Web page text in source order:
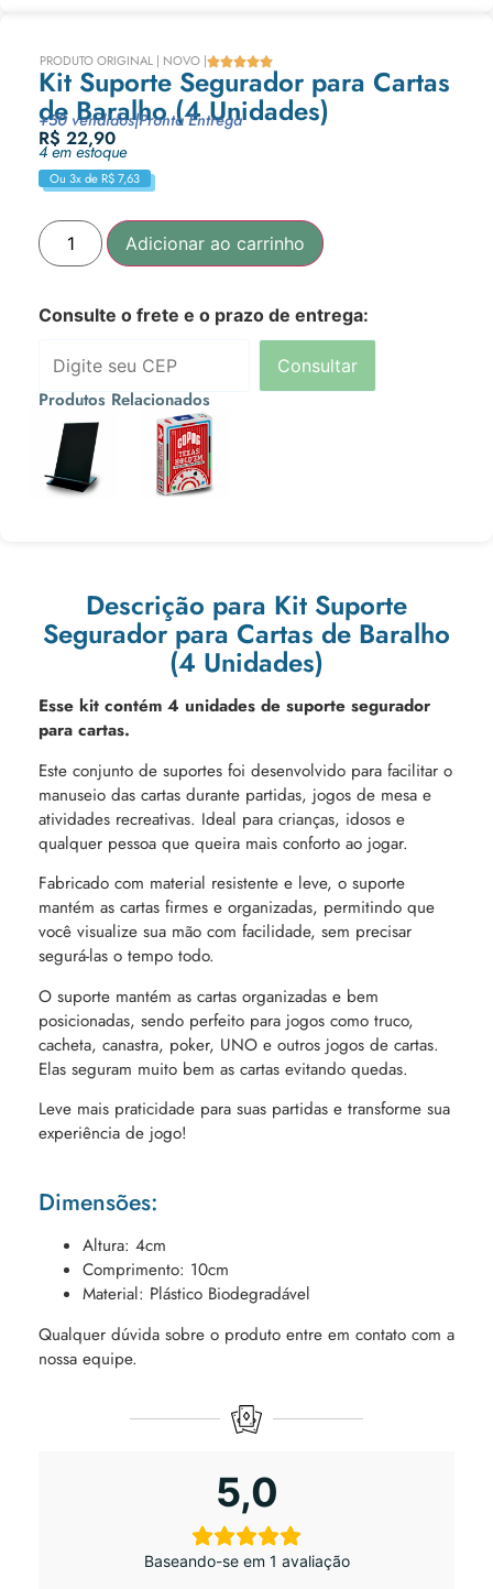
PRODUTO ORIGINAL | NOVO |
Kit Suporte Segurador para Cartas
de Baralho (4 Unidades)
+50 vendidos|Pronta Entrega
R$ 22,90
4 em estoque
Ou 3x de R$7,63
Adicionar ao carrinho
Consulte o frete e o prazo de entrega:
Consultar
Produtos Relacionados
Descrição para Kit Suporte
Segurador para Cartas de Baralho
(4 Unidades)
Esse kit contém 4 unidades de suporte segurador
para cartas.
Este conjunto de suportes foi desenvolvido para facilitar o
manuseio das cartas durante partidas, jogos de mesa e
atividades recreativas. Ideal para crianças, idosos e
qualquer pessoa que queira mais conforto ao jogar.
Fabricado com material resistente e leve, o suporte
mantém as cartas firmes e organizadas, permitindo que
você visualize sua mão com facilidade, sem precisar
segurá-las o tempo todo.
O suporte mantém as cartas organizadas e bem
posicionadas, sendo perfeito para jogos como truco,
cacheta, canastra, poker, UNO e outros jogos de cartas.
Elas seguram muito bem as cartas evitando quedas.
Leve mais praticidade para suas partidas e transforme sua
experiência de jogo!
Dimensões:
Altura: 4cm
Comprimento: 10cm
Material: Plástico Biodegradável
Qualquer dúvida sobre o produto entre em contato com a
nossa equipe.
5,0
Baseando-se em 1 avaliação